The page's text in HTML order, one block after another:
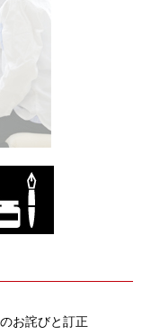
お詫びと訂正